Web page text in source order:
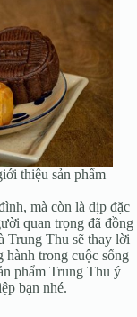
thiệu sản phẩm
mà còn là dịp đặc
quan trọng đã đồng
Trung Thu sẽ thay lời
hành trong cuộc sống
phẩm Trung Thu ý
bạn nhé.